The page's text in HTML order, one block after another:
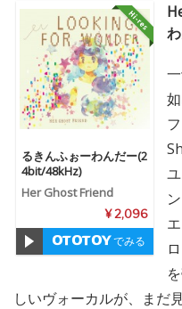
るきんふぉーわんだー(2
4bit/48kHz)
Her Ghost Friend
¥ 2,096
でみる
しいヴォーカルが、まだ